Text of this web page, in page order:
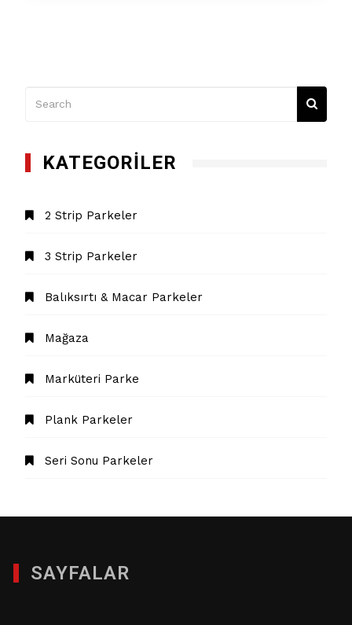
KATEGORILER
2 Strip Parkeler
3 Strip Parkeler
Balıksırtı & Macar Parkeler
Mağaza
Marküteri Parke
Plank Parkeler
Seri Sonu Parkeler
SAYFALAR